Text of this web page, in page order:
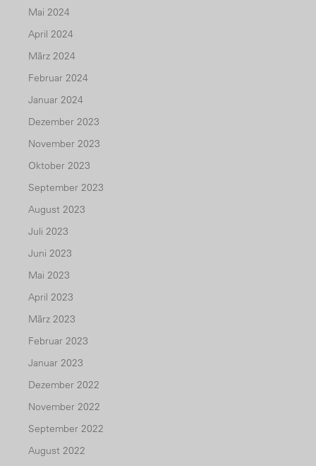
Mai 2024
April 2024
März 2024
Februar 2024
Januar 2024
Dezember 2023
November 2023
Oktober 2023
September 2023
August 2023
Juli 2023
Juni 2023
Mai 2023
April 2023
März 2023
Februar 2023
Januar 2023
Dezember 2022
November 2022
September 2022
August 2022